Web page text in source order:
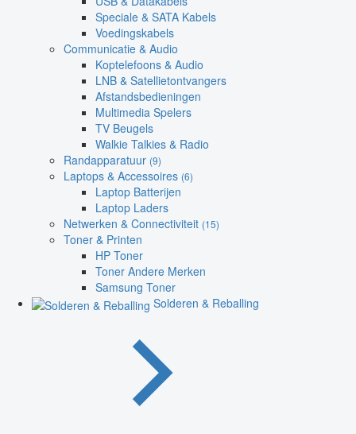
Speciale & SATA Kabels
Voedingskabels
Communicatie & Audio
Koptelefoons & Audio
LNB & Satellietontvangers
Afstandsbedieningen
Multimedia Spelers
TV Beugels
Walkie Talkies & Radio
Randapparatuur (9)
Laptops & Accessoires (6)
Laptop Batterijen
Laptop Laders
Netwerken & Connectiviteit (15)
Toner & Printen
HP Toner
Toner Andere Merken
Samsung Toner
Solderen & Reballing